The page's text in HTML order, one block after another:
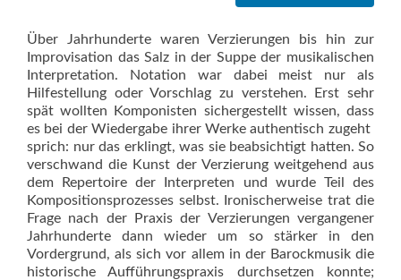
Über Jahrhunderte waren Verzierungen bis hin zur
Improvisation das Salz in der Suppe der musikalischen
Interpretation. Notation war dabei meist nur als
Hilfestellung oder Vorschlag zu verstehen. Erst sehr
spät wollten Komponisten sichergestellt wissen, dass
es bei der Wiedergabe ihrer Werke authentisch zugeht 
sprich: nur das erklingt, was sie beabsichtigt hatten. So
verschwand die Kunst der Verzierung weitgehend aus
dem Repertoire der Interpreten und wurde Teil des
Kompositionsprozesses selbst. Ironischerweise trat die
Frage nach der Praxis der Verzierungen vergangener
Jahrhunderte dann wieder um so stärker in den
Vordergrund, als sich vor allem in der Barockmusik die
historische Aufführungspraxis durchsetzen konnte;